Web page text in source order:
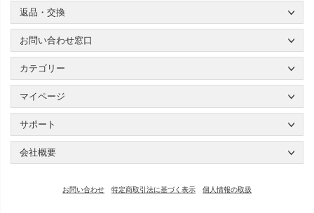
返品・交換
お問い合わせ窓口
カテゴリー
マイページ
サポート
会社概要
お問い合わせ 特定商取引法に基づく表示 個人情報の取扱